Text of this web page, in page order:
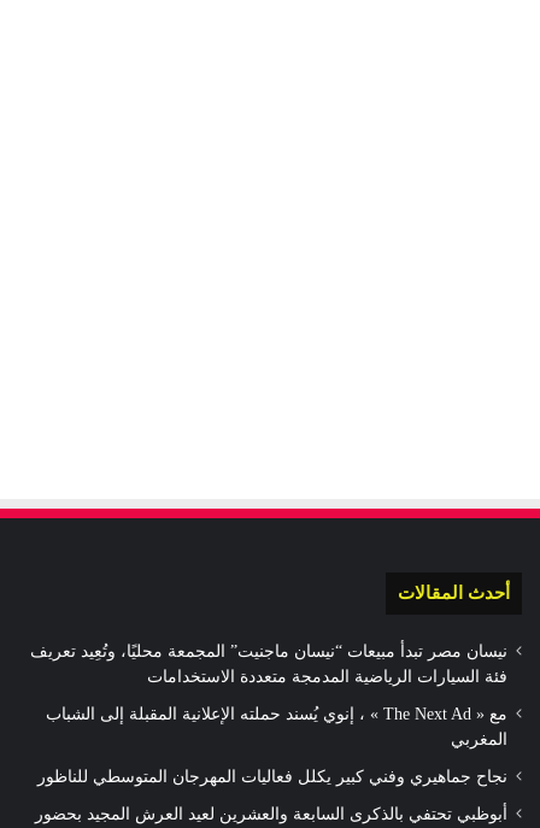
أحدث المقالات
نيسان مصر تبدأ مبيعات “نيسان ماجنيت” المجمعة محليًا، وتُعِيد تعريف
فئة السيارات الرياضية المدمجة متعددة الاستخدامات
مع « The Next Ad » ، إنوي يُسند حملته الإعلانية المقبلة إلى الشباب
المغربي
نجاح جماهيري وفني كبير يكلل فعاليات المهرجان المتوسطي للناظور
أبوظبي تحتفي بالذكرى السابعة والعشرين لعيد العرش المجيد بحضور